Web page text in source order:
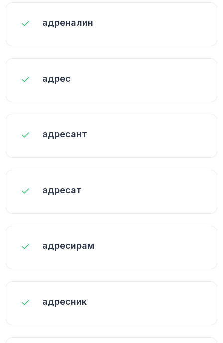
адреналин
адрес
адресант
адресат
адресирам
адресник